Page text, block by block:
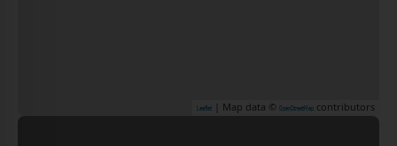
Leaflet | Map data © OpenStreetMap contributors